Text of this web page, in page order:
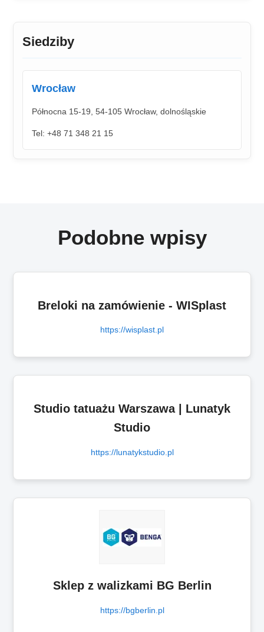
Siedziby
Wrocław
Północna 15-19, 54-105 Wrocław, dolnośląskie
Tel: +48 71 348 21 15
Podobne wpisy
Breloki na zamówienie - WISplast
https://wisplast.pl
Studio tatuażu Warszawa | Lunatyk
Studio
https://lunatykstudio.pl
Sklep z walizkami BG Berlin
https://bgberlin.pl